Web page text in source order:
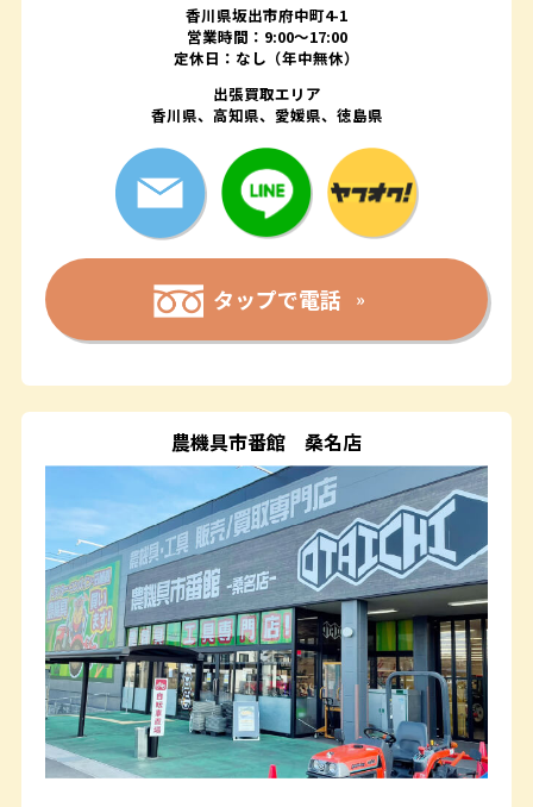
香川県坂出市府中町4-1
営業時間：9:00～17:00
定休日：なし（年中無休）
出張買取エリア
香川県、高知県、愛媛県、徳島県
タップで電話
農機具市番館 桑名店